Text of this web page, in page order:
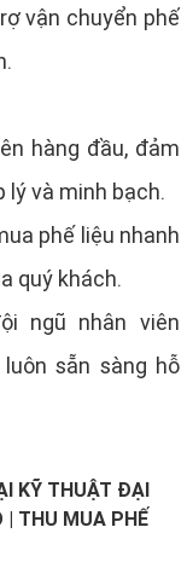
vận chuyển phế
hàng đầu, đảm
lý và minh bạch.
phế liệu nhanh
quý khách.
ngũ nhân viên
luôn sẵn sàng hỗ
KỸ THUẬT ĐẠI
| THU MUA PHẾ